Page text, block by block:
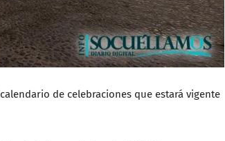
de celebraciones que estará vigente